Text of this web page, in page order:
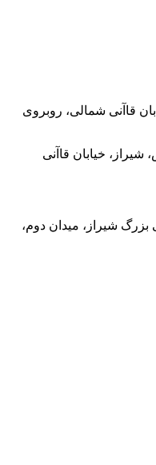
قاآنی شمالی، روبروی
شیراز، خیابان قاآنی
شیراز، میدان دوم،